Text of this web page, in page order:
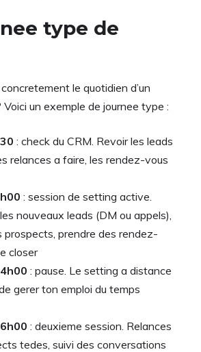
type de
le quotidien d’un
un exemple de journee type :
: check du CRM. Revoir les leads
relances a faire, les rendez-vous
: session de setting active.
nouveaux leads (DM ou appels),
prospects, prendre des rendez-
closer
: pause. Le setting a distance
gerer ton emploi du temps
: deuxieme session. Relances
tedes, suivi des conversations